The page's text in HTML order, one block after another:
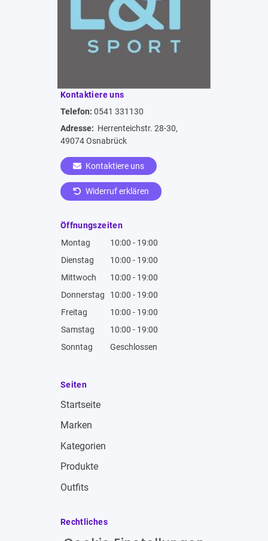
Kontaktiere uns
Telefon: 0541 331130
Adresse: Herrenteichstr. 28-30,
49074 Osnabrück
Kontaktiere uns
Widerruf erklären
Öffnungszeiten
Montag
10:00 - 19:00
Dienstag
10:00 - 19:00
Mittwoch
10:00 - 19:00
Donnerstag
10:00 - 19:00
Freitag
10:00 - 19:00
Samstag
10:00 - 19:00
Sonntag
Geschlossen
Seiten
Startseite
Marken
Kategorien
Produkte
Outfits
Rechtliches